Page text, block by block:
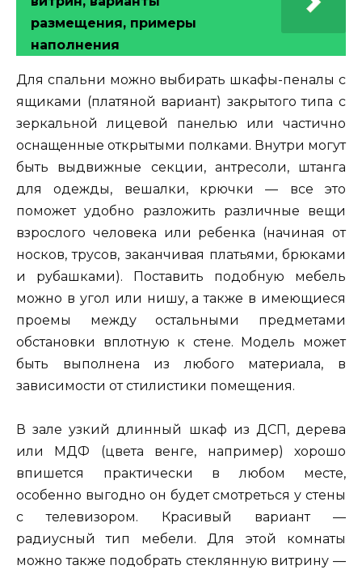
размещения, примеры
наполнения
Для спальни можно выбирать шкафы-пеналы с
ящиками (платяной вариант) закрытого типа с
зеркальной лицевой панелью или частично
оснащенные открытыми полками. Внутри могут
быть выдвижные секции, антресоли, штанга
для одежды, вешалки, крючки — все это
поможет удобно разложить различные вещи
взрослого человека или ребенка (начиная от
носков, трусов, заканчивая платьями, брюками
и рубашками). Поставить подобную мебель
можно в угол или нишу, а также в имеющиеся
проемы между остальными предметами
обстановки вплотную к стене. Модель может
быть выполнена из любого материала, в
зависимости от стилистики помещения.
В зале узкий длинный шкаф из ДСП, дерева
или МДФ (цвета венге, например) хорошо
впишется практически в любом месте,
особенно выгодно он будет смотреться у стены
с телевизором. Красивый вариант —
радиусный тип мебели. Для этой комнаты
можно также подобрать стеклянную витрину —